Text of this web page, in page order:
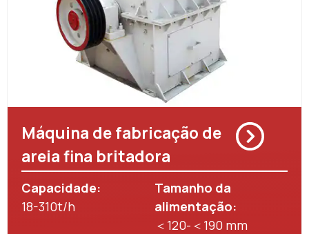
Máquina de fabricação de
areia fina britadora
Capacidade:
18-310t/h
Tamanho da
alimentação:
＜120-＜190 mm